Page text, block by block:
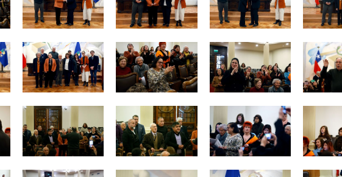
Zoom Zoom Zoom Zoom
Zoom Zoom